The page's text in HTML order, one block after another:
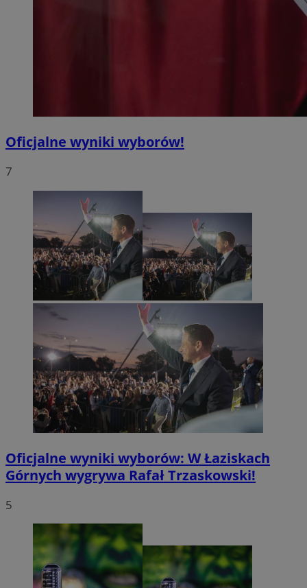
Oficjalne wyniki wyborów!
7
Oficjalne wyniki wyborów: W Łaziskach
Górnych wygrywa Rafał Trzaskowski!
5